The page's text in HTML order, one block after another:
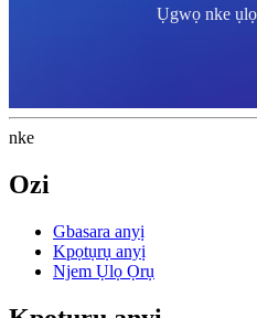
Ụgwọ nke
nke
Ozi
Gbasara anyị
Kpọtụrụ anyị
Njem Ụlọ Ọrụ